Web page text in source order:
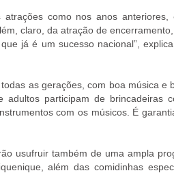
como nos anos
claro, da atração de
que já é um sucesso nacional”,
as gerações, com boa música e
adultos participam de brincadeiras
com os músicos. É
usufruir também de uma ampla
além das comidinhas